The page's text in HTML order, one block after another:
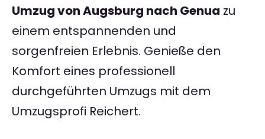
Umzug von Augsburg nach Genua zu
einem entspannenden und
sorgenfreien Erlebnis. Genieße den
Komfort eines professionell
durchgeführten Umzugs mit dem
Umzugsprofi Reichert.